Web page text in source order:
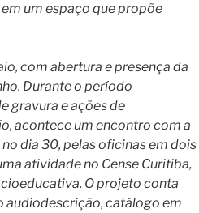
um espaço que propõe
com abertura e presença da
Durante o período
gravura e ações de
acontece um encontro com a
dia 30, pelas oficinas em dois
atividade no Cense Curitiba,
O projeto conta
audiodescrição, catálogo em